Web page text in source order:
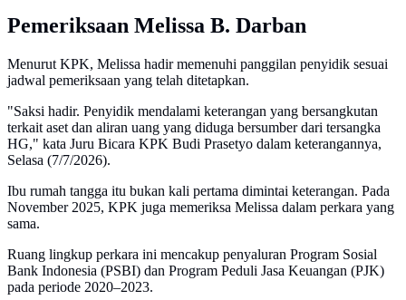
Pemeriksaan Melissa B. Darban
Menurut KPK, Melissa hadir memenuhi panggilan penyidik sesuai
jadwal pemeriksaan yang telah ditetapkan.
"Saksi hadir. Penyidik mendalami keterangan yang bersangkutan
terkait aset dan aliran uang yang diduga bersumber dari tersangka
HG," kata Juru Bicara KPK Budi Prasetyo dalam keterangannya,
Selasa (7/7/2026).
Ibu rumah tangga itu bukan kali pertama dimintai keterangan. Pada
November 2025, KPK juga memeriksa Melissa dalam perkara yang
sama.
Ruang lingkup perkara ini mencakup penyaluran Program Sosial
Bank Indonesia (PSBI) dan Program Peduli Jasa Keuangan (PJK)
pada periode 2020–2023.